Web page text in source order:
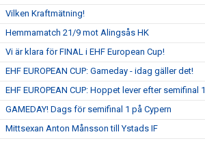
Vilken Kraftmätning!
Hemmamatch 21/9 mot Alingsås HK
Vi är klara för FINAL i EHF European Cup!
EHF EUROPEAN CUP: Gameday - idag gäller det!
EHF EUROPEAN CUP: Hoppet lever efter semifinal 1
GAMEDAY! Dags för semifinal 1 på Cypern
Mittsexan Anton Månsson till Ystads IF